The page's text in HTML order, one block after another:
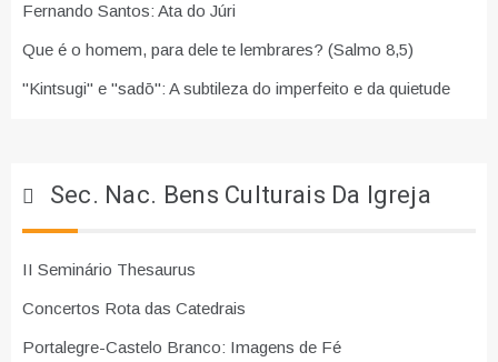
Fernando Santos: Ata do Júri
Que é o homem, para dele te lembrares? (Salmo 8,5)
"Kintsugi" e "sadō": A subtileza do imperfeito e da quietude
Sec. Nac. Bens Culturais Da Igreja
II Seminário Thesaurus
Concertos Rota das Catedrais
Portalegre-Castelo Branco: Imagens de Fé